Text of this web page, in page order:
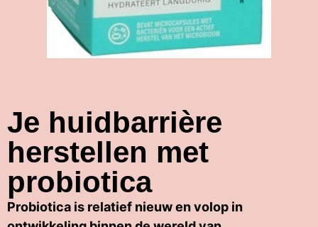
Je huidbarrière
herstellen met
probiotica
Probiotica is relatief nieuw en volop in